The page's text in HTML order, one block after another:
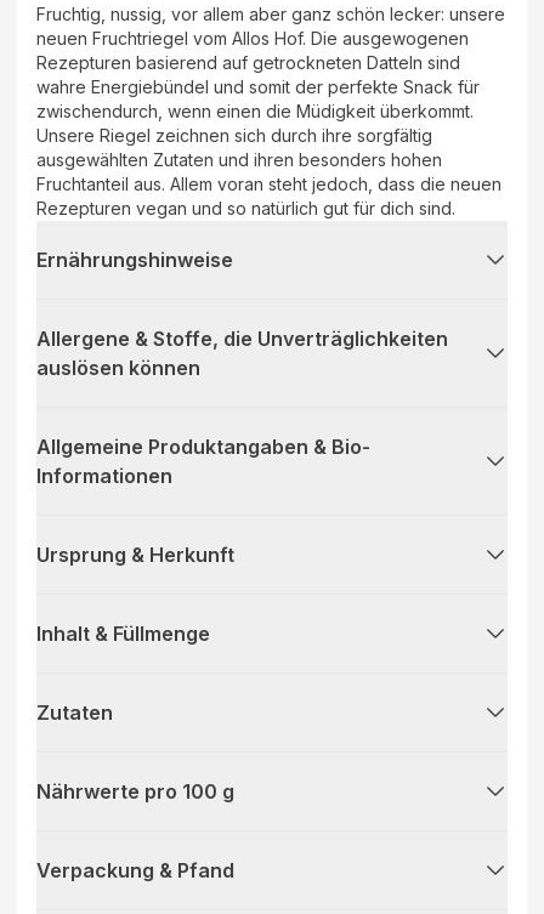
Fruchtig, nussig, vor allem aber ganz schön lecker: unsere
neuen Fruchtriegel vom Allos Hof. Die ausgewogenen
Rezepturen basierend auf getrockneten Datteln sind
wahre Energiebündel und somit der perfekte Snack für
zwischendurch, wenn einen die Müdigkeit überkommt.
Unsere Riegel zeichnen sich durch ihre sorgfältig
ausgewählten Zutaten und ihren besonders hohen
Fruchtanteil aus. Allem voran steht jedoch, dass die neuen
Rezepturen vegan und so natürlich gut für dich sind.
Ernährungshinweise
Allergene & Stoffe, die Unverträglichkeiten
auslösen können
Allgemeine Produktangaben & Bio-
Informationen
Ursprung & Herkunft
Inhalt & Füllmenge
Zutaten
Nährwerte pro 100 g
Verpackung & Pfand